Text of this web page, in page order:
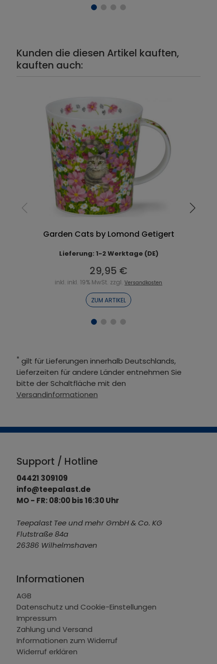
Kunden die diesen Artikel kauften,
kauften auch:
Garden Cats by Lomond Getigert
Lieferung: 1-2 Werktage (DE)
29,95 €
inkl. inkl. 19% MwSt. zzgl.Versandkosten
ZUM ARTIKEL
* gilt für Lieferungen innerhalb Deutschlands,
Lieferzeiten für andere Länder entnehmen Sie
bitte der Schaltfläche mit den
Versandinformationen
Support / Hotline
04421 309109
info@teepalast.de
MO - FR: 08:00 bis 16:30 Uhr
Teepalast Tee und mehr GmbH & Co. KG
Flutstraße 84a
26386 Wilhelmshaven
Informationen
AGB
Datenschutz und Cookie-Einstellungen
Impressum
Zahlung und Versand
Informationen zum Widerruf
Widerruf erklären